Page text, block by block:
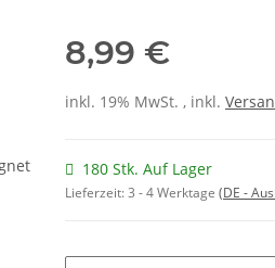
8,99 €
inkl. 19% MwSt. , inkl.
180 Stk. Auf Lager
Lieferzeit:3 - 4 Werktage (DE -